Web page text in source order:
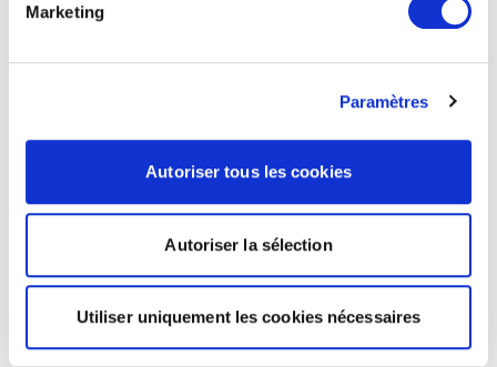
Marketing
Paramètres
Autoriser tous les cookies
Autoriser la sélection
Utiliser uniquement les cookies nécessaires